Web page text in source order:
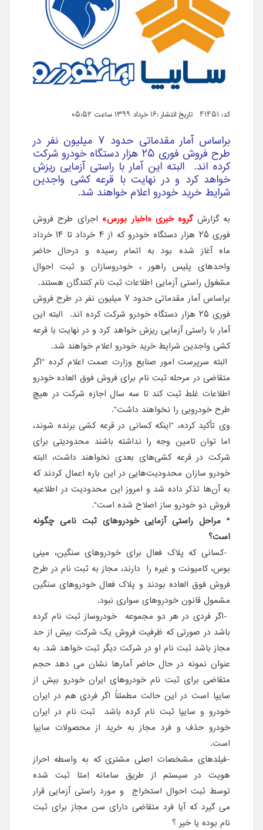
کد: 41451 تاریخ انتشار :۱۶ خرداد ۱۳۹۹ ساعت ۰۵:۵۲
براساس آمار مقدماتی حدود ۷ میلیون نفر در
طرح فروش فوری ۲۵ هزار دستگاه خودرو شرکت
کرده اند. البته این آمار با راستی آزمایی ریزش
خواهد کرد و در نهایت با قرعه کشی واجدین
شرایط خرید خودرو اعلام خواهند شد.
به گزارش گروه خبری «اخبار بورس» اجرای طرح فروش
فوری ۲۵ هزار دستگاه خودرو که از ۴ خرداد تا ۱۴ خرداد
ماه آغاز شده بود به اتمام رسیده و درحال حاضر
واحدهای پلیس راهور ، خودروسازان و ثبت احوال
مشغول راستی آزمایی اطلاعات ثبت نام کنندگان هستند.
براساس آمار مقدماتی حدود ۷ میلیون نفر در طرح فروش
فوری ۲۵ هزار دستگاه خودرو شرکت کرده اند. البته این
آمار با راستی آزمایی ریزش خواهد کرد و در نهایت با قرعه
کشی واجدین شرایط خرید خودرو اعلام خواهند شد.
البته سرپرست امور صنایع وزارت صمت اعلام کرده "اگر
متقاضی در مرحله ثبت نام برای فروش فوق العاده خودرو
اطلاعات غلط ثبت کند تا سه سال اجازه شرکت در هیچ
طرح خودرویی را نخواهند داشت".
وی تأکید کرده، "اینکه کسانی در قرعه کشی برنده شوند،
اما توان تامین وجه را نداشته باشند محدودیتی برای
شرکت در قرعه کشی‌های بعدی نخواهند داشت، البته
خودرو سازان محدودیت‌هایی در این باره اعمال کردند که
به آن‌ها تذکر داده شد و امروز این محدودیت در اطلاعیه
فروش دو خودرو ساز اصلاح شده است".
* مراحل راستی آزمایی خودروهای ثبت نامی چگونه
است؟
-کسانی که پلاک فعال برای خودروهای سنگین، مینی
بوس، کامیونت و غیره را دارند، مجاز به ثبت نام در طرح
فروش فوق العاده بودند و پلاک فعال خودروهای سنگین
مشمول قانون خودروهای سواری نبود.
-اگر فردی در هر دو مجموعه خودروساز ثبت نام کرده
باشد در صورتی که ظرفیت فروش یک شرکت بیش از حد
مجاز باشد ثبت نام او در شرکت دیگر ثبت خواهد شد. به
عنوان نمونه در حال حاضر آمارها نشان می دهد حجم
متقاضی برای ثبت نام خودروهای ایران خودرو بیش از
سایپا است در این حالت مطمئناً اگر فردی هم در ایران
خودرو و سایپا ثبت نام کرده باشد ثبت نام در ایران
خودرو حذف و فرد مجاز به خرید از محصولات سایپا
است.
-فیلدهای مشخصات اصلی مشتری که به واسطه احراز
هویت در سیستم از طریق سامانه اِمتا ثبت شده
توسط ثبت احوال استخراج و مورد راستی آزمایی قرار
می گیرد که آیا فرد متقاضی دارای سن مجاز برای ثبت
نام بوده یا خیر ؟